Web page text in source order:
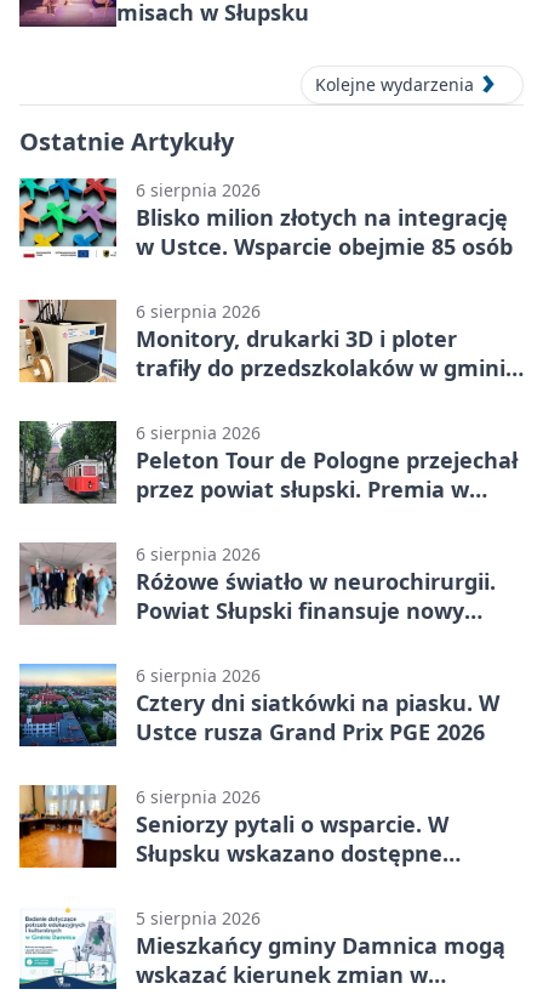
misach w Słupsku
Kolejne wydarzenia
Ostatnie Artykuły
6 sierpnia 2026
Blisko milion złotych na integrację
w Ustce. Wsparcie obejmie 85 osób
6 sierpnia 2026
Monitory, drukarki 3D i ploter
trafiły do przedszkolaków w gminie
6 sierpnia 2026
Peleton Tour de Pologne przejechał
przez powiat słupski. Premia w
6 sierpnia 2026
Różowe światło w neurochirurgii.
Powiat Słupski finansuje nowy
6 sierpnia 2026
Cztery dni siatkówki na piasku. W
Ustce rusza Grand Prix PGE 2026
6 sierpnia 2026
Seniorzy pytali o wsparcie. W
Słupsku wskazano dostępne
5 sierpnia 2026
Mieszkańcy gminy Damnica mogą
wskazać kierunek zmian w